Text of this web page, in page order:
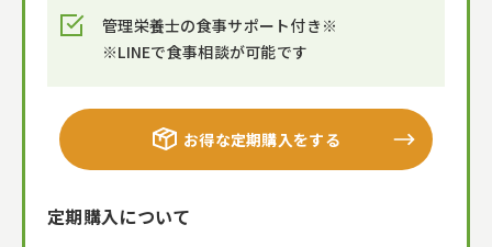
管理栄養士の食事サポート付き※
※LINEで食事相談が可能です
お得な定期購入をする
定期購入について